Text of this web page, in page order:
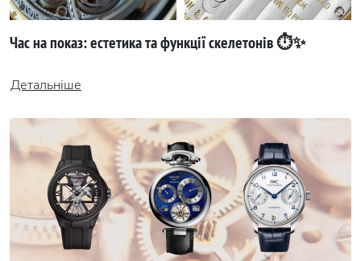
Час на показ: естетика та функції скелетонів ⏱✨
Детальніше